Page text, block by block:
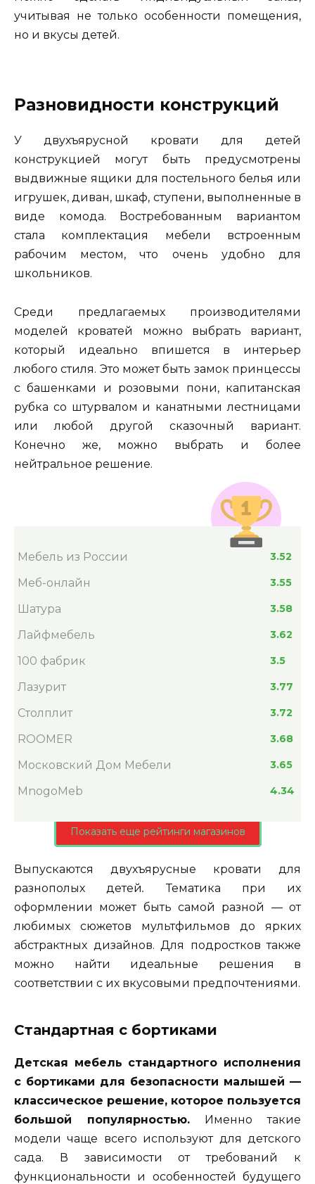
учитывая не только особенности помещения,
но и вкусы детей.
Разновидности конструкций
У двухъярусной кровати для детей
конструкцией могут быть предусмотрены
выдвижные ящики для постельного белья или
игрушек, диван, шкаф, ступени, выполненные в
виде комода. Востребованным вариантом
стала комплектация мебели встроенным
рабочим местом, что очень удобно для
школьников.
Среди предлагаемых производителями
моделей кроватей можно выбрать вариант,
который идеально впишется в интерьер
любого стиля. Это может быть замок принцессы
с башенками и розовыми пони, капитанская
рубка со штурвалом и канатными лестницами
или любой другой сказочный вариант.
Конечно же, можно выбрать и более
нейтральное решение.
Мебель из России 3.52
Меб-онлайн 3.55
Шатура 3.58
Лайфмебель 3.62
100 фабрик 3.5
Лазурит 3.77
Столплит 3.72
ROOMER 3.68
Московский Дом Мебели 3.65
MnogoMeb 4.34
Показать еще рейтинги магазинов
Выпускаются двухъярусные кровати для
разнополых детей.Тематика при их
оформлении может быть самой разной — от
любимых сюжетов мультфильмов до ярких
абстрактных дизайнов. Для подростков также
можно найти идеальные решения в
соответствии с их вкусовыми предпочтениями.
Стандартная с бортиками
Детская мебель стандартного исполнения
с бортиками для безопасности малышей —
классическое решение, которое пользуется
большой популярностью. Именно такие
модели чаще всего используют для детского
сада. В зависимости от требований к
функциональности и особенностей будущего